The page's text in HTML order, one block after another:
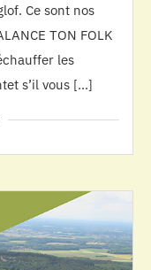
Ce sont nos
TON FOLK
les
s’il vous […]